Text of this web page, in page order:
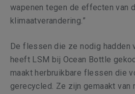
wapenen tegen de effecten van
klimaatverandering.”
De flessen die ze nodig hadden
heeft LSM bij Ocean Bottle
maakt herbruikbare flessen die
gerecycled. Ze zijn gemaakt van